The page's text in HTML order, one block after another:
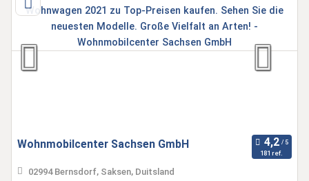
Wohnmobilcenter Sachsen GmbH
181 ref.
02994 Bernsdorf, Saksen, Duitsland